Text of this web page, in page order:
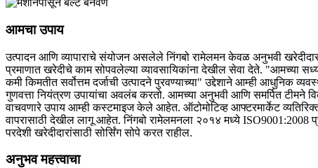
आमचा उपाय
उत्पादन आणि व्यापाराचे संयोजन असलेले निंगबो रामेलमन केवळ अनुभवी
प्रमाणात खरेदीचे काम सोपवलेल्या व्यावसायिकांना देखील सेवा देते. "आमच्या
कमी किमतीत सर्वोत्तम दर्जाची उत्पादने पुरवण्याच्या" उद्देशाने आम्ही आधुनिक
गुणवत्ता नियंत्रण उपायांचा अवलंब करतो. आमच्या अनुभवी आणि समर्पित
वाचवणारे उपाय आम्ही कस्टमाइज केले आहेत. ऑटोमोटिव्ह आफ्टरमार्केट
वापरासाठी देखील लागू आहेत. निंगबो रामेलमनला २०१४ मध्ये ISO9001:2008
परदेशी खरेदीदारांसाठी सोर्सिंग सोपे करत राहील.
अनुभव महत्त्वाचा